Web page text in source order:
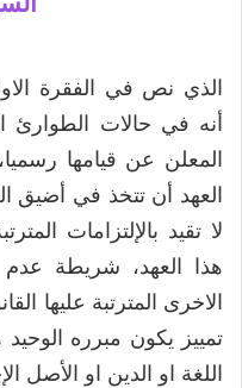
الذي نص في الفقرة
أنه في حالات الطوارئ
المعلن عن قيامها
العهد أن تتخذ في أضيق
لا تقيد بالإلتزامات
هذا العهد، شريطة عدم
الاخرى المترتبة عليها
تمييز يكون مبرره
اللغة او الدين او الأصل